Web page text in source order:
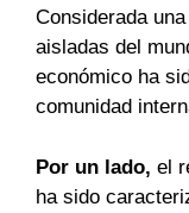
Considerada
aisladas del
económico ha
comunidad
Por un lado, el
ha sido